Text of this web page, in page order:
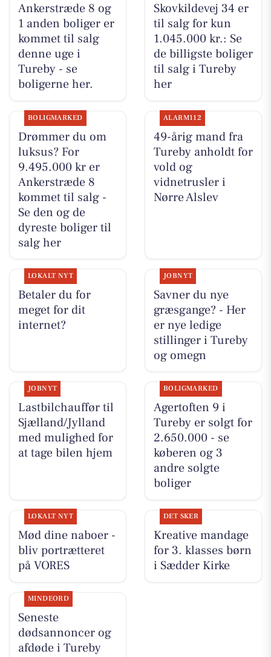
Ankerstræde 8 og
1 anden boliger er
kommet til salg
denne uge i
Tureby - se
boligerne her.
Skovkildevej 34 er
til salg for kun
1.045.000 kr.: Se
de billigste boliger
til salg i Tureby
her
BOLIGMARKED
Drømmer du om
luksus? For
9.495.000 kr er
Ankerstræde 8
kommet til salg -
Se den og de
dyreste boliger til
salg her
ALARM112
49-årig mand fra
Tureby anholdt for
vold og
vidnetrusler i
Nørre Alslev
LOKALT NYT
Betaler du for
meget for dit
internet?
JOBNYT
Savner du nye
græsgange? - Her
er nye ledige
stillinger i Tureby
og omegn
JOBNYT
Lastbilchauffør til
Sjælland/Jylland
med mulighed for
at tage bilen hjem
BOLIGMARKED
Agertoften 9 i
Tureby er solgt for
2.650.000 - se
køberen og 3
andre solgte
boliger
LOKALT NYT
Mød dine naboer -
bliv portrætteret
på VORES
DET SKER
Kreative mandage
for 3. klasses børn
i Sædder Kirke
MINDEORD
Seneste
dødsannoncer og
afdøde i Tureby